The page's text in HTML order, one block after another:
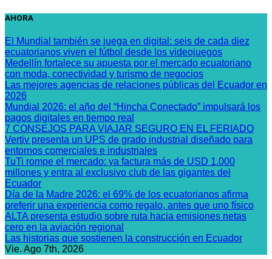
Saltar
contenido
AHORA
El Mundial también se juega en digital: seis de cada diez
ecuatorianos viven el fútbol desde los videojuegos
Medellín fortalece su apuesta por el mercado ecuatoriano
con moda, conectividad y turismo de negocios
Las mejores agencias de relaciones públicas del Ecuador en
2026
Mundial 2026: el año del “Hincha Conectado” impulsará los
pagos digitales en tiempo real
7 CONSEJOS PARA VIAJAR SEGURO EN EL FERIADO
Vertiv presenta un UPS de grado industrial diseñado para
entornos comerciales e industriales
TuTi rompe el mercado: ya factura más de USD 1.000
millones y entra al exclusivo club de las gigantes del
Ecuador
Día de la Madre 2026: el 69% de los ecuatorianos afirma
preferir una experiencia como regalo, antes que uno físico
ALTA presenta estudio sobre ruta hacia emisiones netas
cero en la aviación regional
Las historias que sostienen la construcción en Ecuador
Vie. Ago 7th, 2026